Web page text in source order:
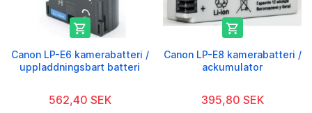

Canon LP-E6 kamerabatteri /
uppladdningsbart batteri
562,40 SEK

Canon LP-E8 kamerabatteri /
ackumulator
395,80 SEK